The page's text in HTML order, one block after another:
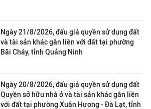
Ngày 21/8/2026, đấu giá quyền sử dụng đất
và tài sản khác gắn liền với đất tại phường
Bãi Cháy, tỉnh Quảng Ninh
Ngày 20/8/2026, đấu giá quyền sử dụng đất
Quyền sở hữu nhà ở và tài sản khác gắn liền
với đất tại phường Xuân Hương - Đà Lạt, tỉnh